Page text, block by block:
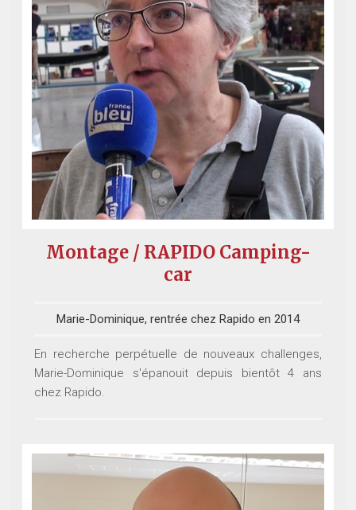
Montage / RAPIDO Camping-
car
Marie-Dominique, rentrée chez Rapido en 2014
En recherche perpétuelle de nouveaux challenges,
Marie-Dominique s'épanouit depuis bientôt 4 ans
chez Rapido.